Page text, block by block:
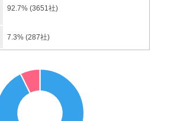
92.7% (3651社)
7.3% (287社)